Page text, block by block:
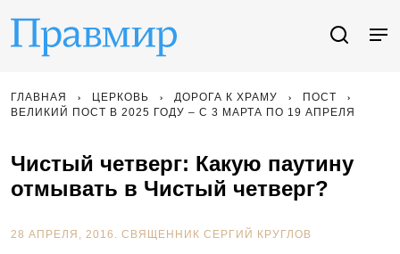
ГЛАВНАЯ ЦЕРКОВЬ ДОРОГА К ХРАМУ
ПОСТ
ВЕЛИКИЙ ПОСТ В 2025 ГОДУ – С 3 МАРТА ПО 19 АПРЕЛЯ
Чистый четверг: Какую паутину
отмывать в Чистый четверг?
28 АПРЕЛЯ, 2016. СВЯЩЕННИК СЕРГИЙ КРУГЛОВ